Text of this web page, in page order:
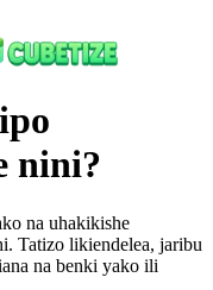
nini?
na uhakikishe
Tatizo likiendelea, jaribu
na benki yako ili